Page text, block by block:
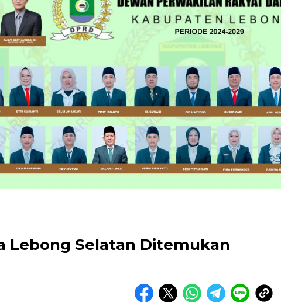
Lebong Selatan Ditemukan